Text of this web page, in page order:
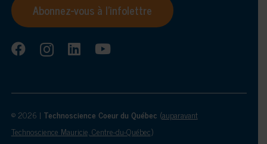
Abonnez-vous à l’infolettre
© 2026 | Technoscience Coeur du Québec (auparavant
Technoscience Mauricie, Centre-du-Québec)